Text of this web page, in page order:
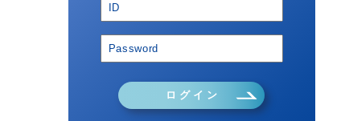
ロ グ イ ン